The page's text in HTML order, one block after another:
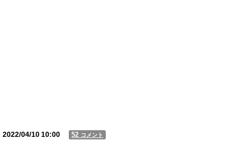
2022/04/1010:00 52 コメント